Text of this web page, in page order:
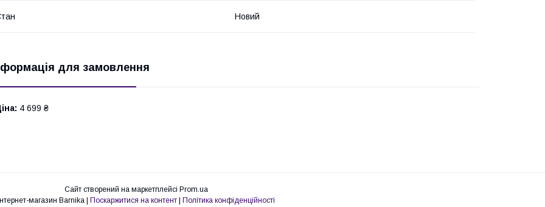
Новий
для замовлення
4 699 ₴
Сайт створений на маркетплейсі Prom.ua
Інтернет-магазин Barnika | Поскаржитися на контент | Політика конфіденційності